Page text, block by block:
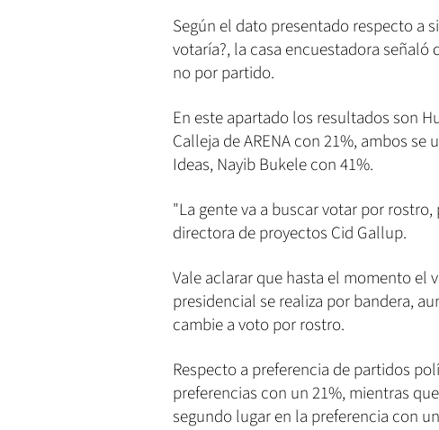
Según el dato presentado respecto a
votaría?, la casa encuestadora
no por partido.
En este apartado los resultados son
Calleja de ARENA con 21%, ambos
Ideas, Nayib Bukele con 41%.
"La gente va a buscar votar por
directora de proyectos Cid Gallup.
Vale aclarar que hasta el momento el
presidencial se realiza por bandera,
cambie a voto por rostro.
Respecto a preferencia de partidos
preferencias con un 21%, mientras
segundo lugar en la preferencia con